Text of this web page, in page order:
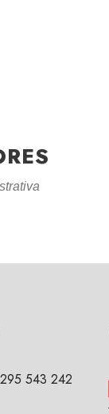
543 242